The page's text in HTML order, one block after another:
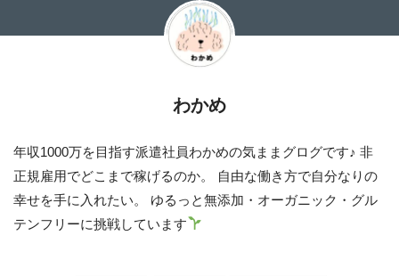
わかめ
年収1000万を目指す派遣社員わかめの気ままグログです♪ 非
正規雇用でどこまで稼げるのか。 自由な働き方で自分なりの
幸せを手に入れたい。 ゆるっと無添加・オーガニック・グル
テンフリーに挑戦しています